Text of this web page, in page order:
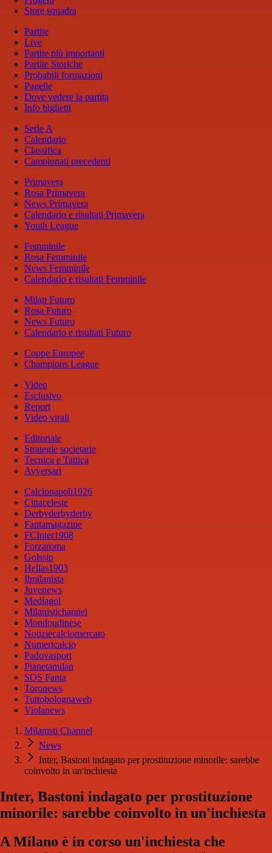
Store squadra
Partite
Live
Partite più importanti
Partite Storiche
Probabili formazioni
Pagelle
Dove vedere la partita
Info biglietti
Serie A
Calendario
Classifica
Campionati precedenti
Primavera
Rosa Primavera
News Primavera
Calendario e risultati Primavera
Youth League
Femminile
Rosa Femminile
News Femminile
Calendario e risultati Femminile
Milan Futuro
Rosa Futuro
News Futuro
Calendario e risultati Futuro
Coppe Europee
Champions League
Video
Esclusivo
Report
Video virali
Editoriale
Strategie societarie
Tecnica e Tattica
Avversari
Calcionapoli1926
Cittaceleste
Derbyderbyderby
Fantamagazine
FCInter1908
Forzaroma
Golssip
Hellas1903
Ilmilanista
Juvenews
Mediagol
Milanistichannel
Mondoudinese
Notiziecalciomercato
Numericalcio
Padovasport
Pianetamilan
SOS Fanta
Toronews
Tuttobolognaweb
Violanews
Milanisti Channel
News
Inter, Bastoni indagato per prostituzione minorile: sarebbe
coinvolto in un'inchiesta
Inter, Bastoni indagato per prostituzione
minorile: sarebbe coinvolto in un'inchiesta
A Milano è in corso un'inchiesta che